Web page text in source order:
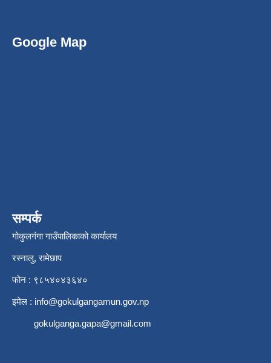
Google Map
सम्पर्क
गोकुलगंगा गाउँपालिकाको कार्यालय
रस्नालु, रामेछाप
फोन : ९८५४०४३६४०
इमेल : info@gokulgangamun.gov.np
gokulganga.gapa@gmail.com